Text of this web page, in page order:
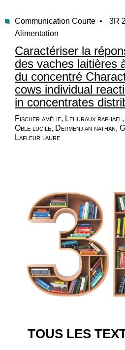
Communication Courte •
3R
Alimentation
Caractériser la
des vaches laitières
du concentré
cows individual
in concentrates
Fischer amélie, Lehuraux
Oble lucile, Dermenjian
Lafleur laure
TOUS LES